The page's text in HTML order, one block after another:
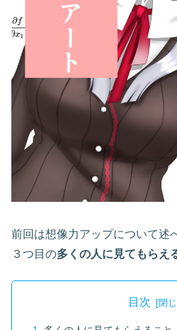
前回は想像力アップについて述
３つ目の多くの人に見てもらえ
目次